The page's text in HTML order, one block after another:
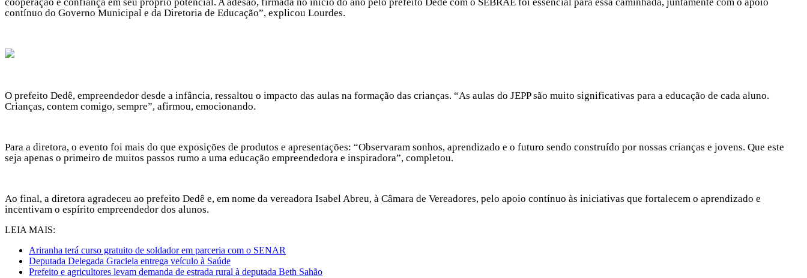
contínuo do Governo Municipal e da Diretoria de Educação”, explicou Lourdes.
O prefeito Dedê, empreendedor desde a infância, ressaltou o impacto das aulas na formação das crianças. “As aulas do JEPP são muito significativas para a educação de cada aluno.
Crianças, contem comigo, sempre”, afirmou, emocionando.
Para a diretora, o evento foi mais do que exposições de produtos e apresentações: “Observaram sonhos, aprendizado e o futuro sendo construído por nossas crianças e jovens. Que este
seja apenas o primeiro de muitos passos rumo a uma educação empreendedora e inspiradora”, completou.
Ao final, a diretora agradeceu ao prefeito Dedê e, em nome da vereadora Isabel Abreu, à Câmara de Vereadores, pelo apoio contínuo às iniciativas que fortalecem o aprendizado e
incentivam o espírito empreendedor dos alunos.
LEIA MAIS:
Ariranha terá curso gratuito de soldador em parceria com o SENAR
Deputada Delegada Graciela entrega veículo à Saúde
Prefeito e agricultores levam demanda de estrada rural à deputada Beth Sahão